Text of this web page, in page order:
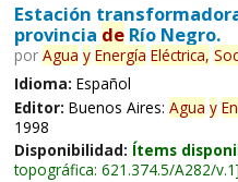
Estación
provincia deRío Negro.
por Agua y Energía Eléctrica,
Idioma: Español
Editor: Buenos Aires: Agua y
1998
Disponibilidad: Ítems
topográfica: 621.374.5/A282/v.1